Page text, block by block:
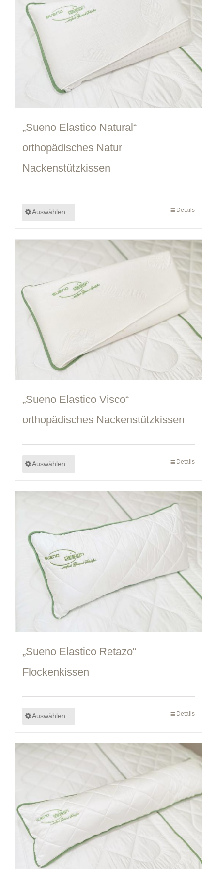
„Sueno Elastico Natural“
orthopädisches Natur
Nackenstützkissen
Auswählen Details
„Sueno Elastico Visco“
orthopädisches Nackenstützkissen
Auswählen Details
„Sueno Elastico Retazo“
Flockenkissen
Auswählen Details